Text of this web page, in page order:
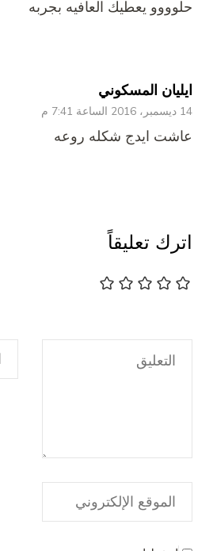
حلوووو يعطيك العافيه بجربه
ايليان المسكوني
14 ديسمبر، 2016 الساعة 7:41 م
عاشت ايدج شكله روعه
اترك تعليقاً